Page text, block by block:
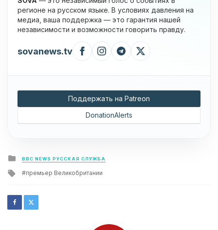
регионе на русском языке. В условиях давления на
медиа, ваша поддержка — это гарантия нашей
независимости и возможности говорить правду.
sovanews.tv
Поддержать на Patreon
DonationAlerts
Posted
in
BBC NEWS РУССКАЯ СЛУЖБА
Tagged
премьер Великобритании